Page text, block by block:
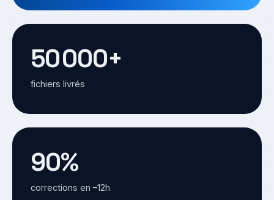
50 000+
fichiers livrés
90%
corrections en –12h